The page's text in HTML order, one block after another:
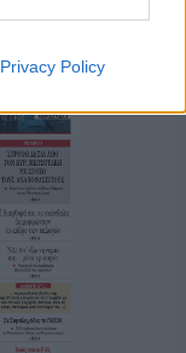
Privacy Policy